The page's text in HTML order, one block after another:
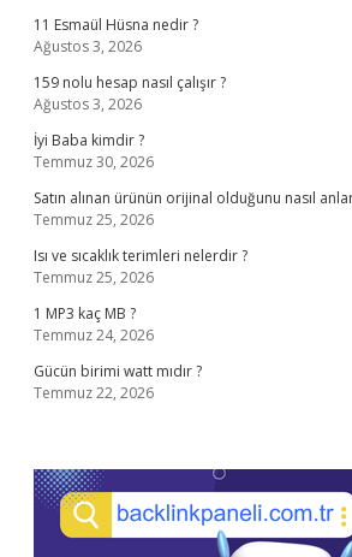
11 Esmaül Hüsna nedir ?
Ağustos 3, 2026
159 nolu hesap nasıl çalışır ?
Ağustos 3, 2026
İyi Baba kimdir ?
Temmuz 30, 2026
Satın alınan ürünün orijinal olduğunu nasıl
Temmuz 25, 2026
Isı ve sıcaklık terimleri nelerdir ?
Temmuz 25, 2026
1 MP3 kaç MB ?
Temmuz 24, 2026
Gücün birimi watt mıdır ?
Temmuz 22, 2026